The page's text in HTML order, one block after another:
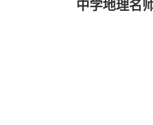
中学地理名